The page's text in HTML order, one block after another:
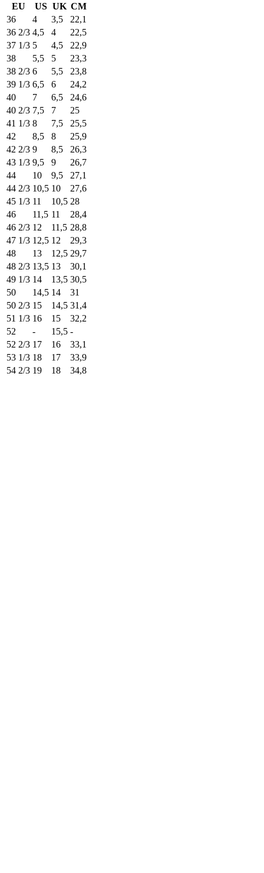
EU US UK CM
36
4 3,5
22,1
36 2/3 4,5 4
22,5
37 1/3 5 4,5
22,9
38
5,5 5
23,3
38 2/3 6 5,5
23,8
39 1/3 6,5 6
24,2
40
7 6,5
24,6
40 2/3 7,5 7
25
41 1/3 8 7,5
25,5
42
8,5 8
25,9
42 2/3 9 8,5
26,3
43 1/3 9,5 9
26,7
44
10 9,5
27,1
44 2/3 10,5 10
27,6
45 1/3 11 10,5 28
46
11,5 11
28,4
46 2/3 12 11,5 28,8
47 1/3 12,5 12
29,3
48
13 12,5 29,7
48 2/3 13,5 13
30,1
49 1/3 14 13,5 30,5
50
14,5 14
31
50 2/3 15 14,5 31,4
51 1/3 16 15
32,2
52
- 15,5 -
52 2/3 17 16
33,1
53 1/3 18 17
33,9
54 2/3 19 18 34,8